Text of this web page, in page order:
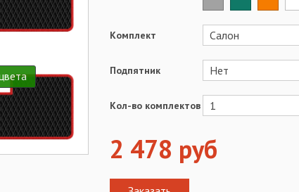
Комплект
Подпятник
Кол-во комплектов
2 478 руб